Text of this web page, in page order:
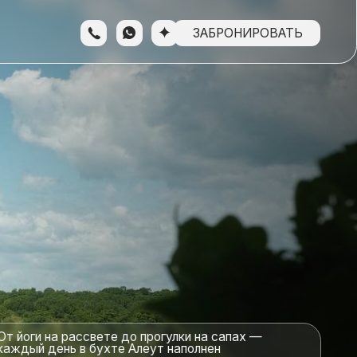
ЗАБРОНИРОВАТЬ
до прогулки на сапах —
Алеут наполнен